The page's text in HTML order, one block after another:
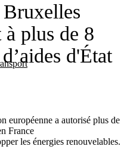
Bruxelles
plus de 8
d'État
européenne a autorisé plus de
France
les énergies renouvelables.